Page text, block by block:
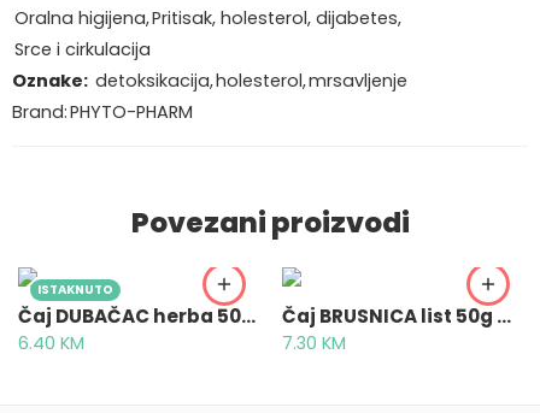
Oralna higijena,Pritisak, holesterol, dijabetes,
Srce i cirkulacija
Oznake: detoksikacija,holesterol,mrsavljenje
Brand:PHYTO-PHARM
Povezani proizvodi
ISTAKNUTO
Čaj DUBAČAC herba 50g – Podubica, Dubčac herba, Chamedryos herba
6.40 KM
Čaj BRUSNICA list 50g – Vitis idaea folium
7.30 KM